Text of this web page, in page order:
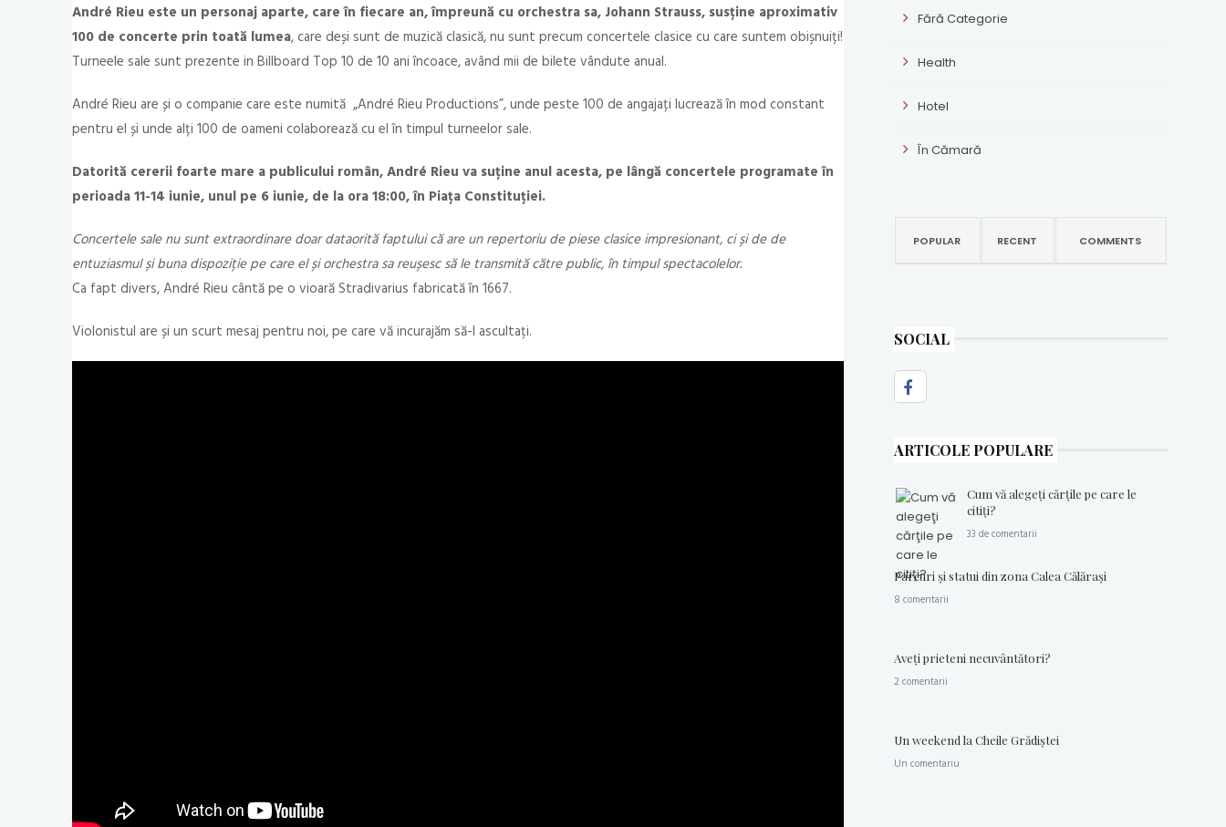
André Rieu este un personaj aparte, care în fiecare an, împreună cu orchestra sa, Johann Strauss, susține aproximativ
100 de concerte prin toată lumea, care deși sunt de muzică clasică, nu sunt precum concertele clasice cu care suntem obișnuiți!
Turneele sale sunt prezente in Billboard Top 10 de 10 ani încoace, având mii de bilete vândute anual.
André Rieu are și o companie care este numită „André Rieu Productions”, unde peste 100 de angajați lucrează în mod constant
pentru el și unde alți 100 de oameni colaborează cu el în timpul turneelor sale.
Datorită cererii foarte mare a publicului român, André Rieu va suține anul acesta, pe lângă concertele programate în
perioada 11-14 iunie, unul pe 6 iunie, de la ora 18:00, în Piața Constituției.
Concertele sale nu sunt extraordinare doar dataorită faptului că are un repertoriu de piese clasice impresionant, ci și de de
entuziasmul și buna dispoziție pe care el și orchestra sa reușesc să le transmită către public, în timpul spectacolelor.
Ca fapt divers, André Rieu cântă pe o vioară Stradivarius fabricată în 1667.
Violonistul are și un scurt mesaj pentru noi, pe care vă incurajăm să-l ascultați.
Fără Categorie
Health
Hotel
În Cămară
POPULAR RECENT COMMENTS
SOCIAL
ARTICOLE POPULARE
Cum vă alegeţi cărţile pe care le
citiţi?
33 de comentarii
Parcuri şi statui din zona Calea Călăraşi
8 comentarii
Aveţi prieteni necuvântători?
2 comentarii
Un weekend la Cheile Grădiştei
Un comentariu